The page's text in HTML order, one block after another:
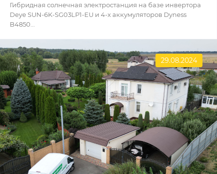
Гибридная солнечная электростанция на базе инвертора
Deye SUN-6K-SG03LP1-EU и 4-х аккумуляторов Dyness
B4850...
29.08.2024